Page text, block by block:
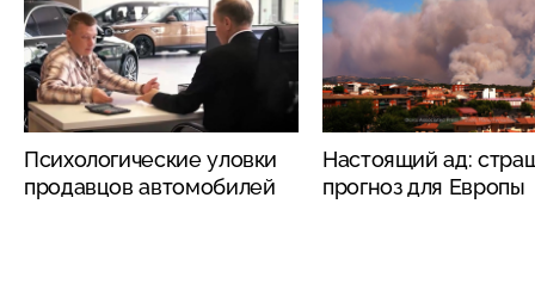
Психологические уловки
продавцов автомобилей
Настоящий ад:
прогноз для Европы